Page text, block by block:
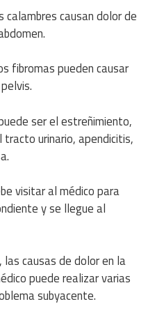
calambres causan dolor de
fibromas pueden causar
ser el estreñimiento,
tracto urinario, apendicitis,
visitar al médico para
y se llegue al
causas de dolor en la
puede realizar varias
subyacente.